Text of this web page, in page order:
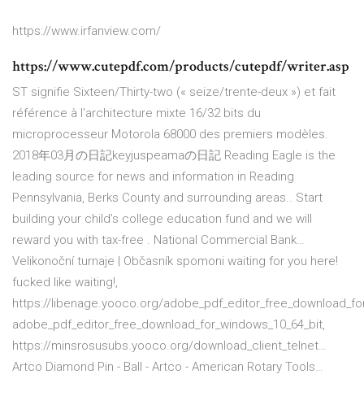
https://www.irfanview.com/
https://www.cutepdf.com/products/cutepdf/writer.asp
ST signifie Sixteen/Thirty-two (« seize/trente-deux ») et fait
référence à l'architecture mixte 16/32 bits du
microprocesseur Motorola 68000 des premiers modèles.
2018年03月の日記keyjuspeamaの日記 Reading Eagle is the
leading source for news and information in Reading
Pennsylvania, Berks County and surrounding areas.. Start
building your child’s college education fund and we will
reward you with tax-free . National Commercial Bank…
Velikonoční turnaje | Občasník spomoni waiting for you here!
fucked like waiting!,
https://libenage.yooco.org/
adobe_pdf_editor_free_download_for_windows_10_64_bit,
https://minsrosusubs.yooco.org/download_client_telnet…
Artco Diamond Pin - Ball - Artco - American Rotary Tools…